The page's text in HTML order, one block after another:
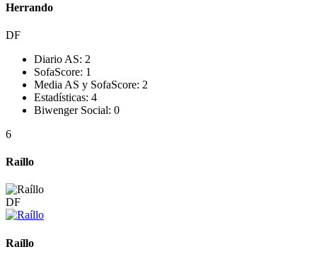
Herrando
DF
Diario AS: 2
SofaScore: 1
Media AS y SofaScore: 2
Estadísticas: 4
Biwenger Social: 0
6
Raíllo
DF
Raíllo